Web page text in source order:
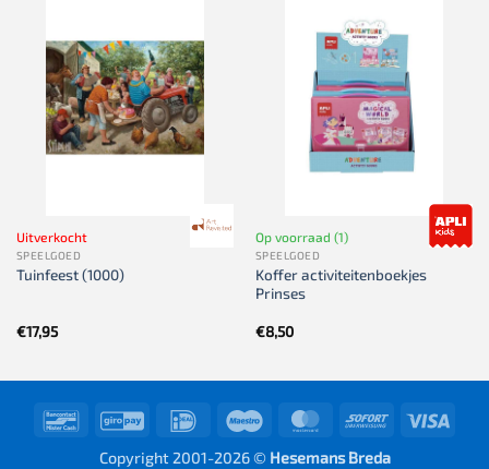
Uitverkocht
SPEELGOED
Tuinfeest (1000)
€17,95
Op voorraad (1)
SPEELGOED
Koffer activiteitenboekjes
Prinses
€8,50
BancontactGiroPay IDeal Maestro MasterCardSofort
Copyright 2001-2026 © Hesemans Breda